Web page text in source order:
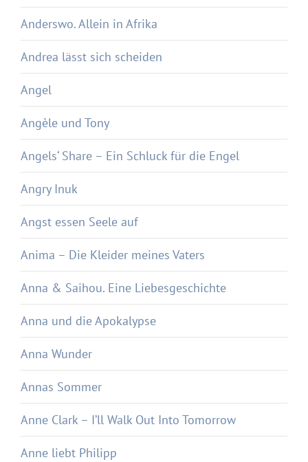
Anderswo. Allein in Afrika
Andrea lässt sich scheiden
Angel
Angèle und Tony
Angels‘ Share – Ein Schluck für die Engel
Angry Inuk
Angst essen Seele auf
Anima – Die Kleider meines Vaters
Anna & Saihou. Eine Liebesgeschichte
Anna und die Apokalypse
Anna Wunder
Annas Sommer
Anne Clark – I’ll Walk Out Into Tomorrow
Anne liebt Philipp